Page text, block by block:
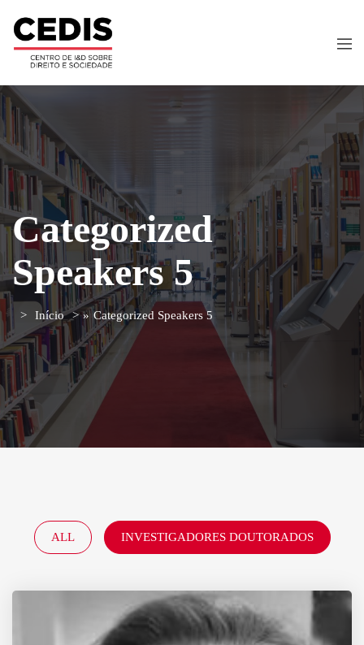
Categorized
Speakers 5
Início » Categorized Speakers 5
ALL INVESTIGADORES DOUTORADOS